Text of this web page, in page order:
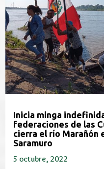
Inicia minga
federaciones de las
cierra el río Marañón
Saramuro
5 octubre, 2022